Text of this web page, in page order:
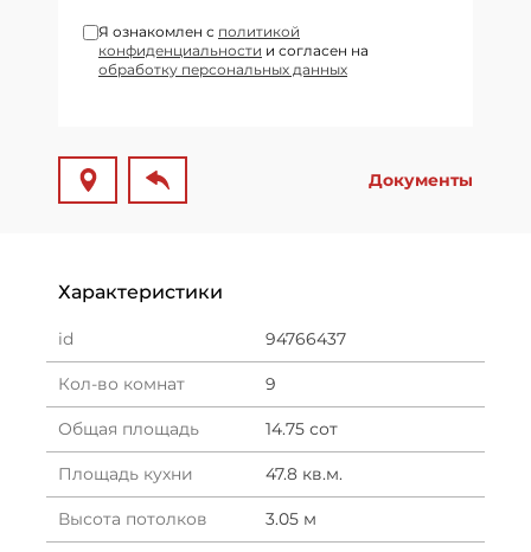
Я ознакомлен с политикой
конфиденциальности и согласен на
обработку персональных данных
Документы
Характеристики
id 94766437
Кол-во комнат 9
Общая площадь 14.75 сот
Площадь кухни 47.8 кв.м.
Высота потолков 3.05 м